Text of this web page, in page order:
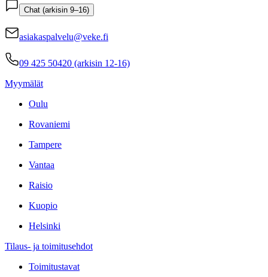
Chat (arkisin 9–16)
asiakaspalvelu@veke.fi
09 425 50420 (arkisin 12-16)
Myymälät
Oulu
Rovaniemi
Tampere
Vantaa
Raisio
Kuopio
Helsinki
Tilaus- ja toimitusehdot
Toimitustavat